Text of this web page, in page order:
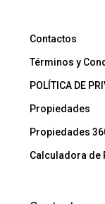
Contactos
Términos y
POLÍTICA DE
Propiedades
Propiedades
Calculadora de